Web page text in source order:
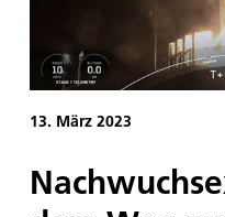
13. März 2023